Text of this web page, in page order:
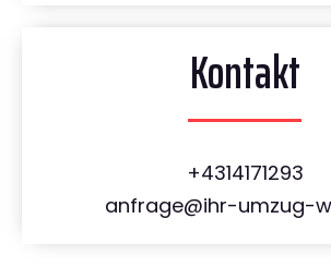
Kontakt
+4314171293
anfrage@ihr-umzug-